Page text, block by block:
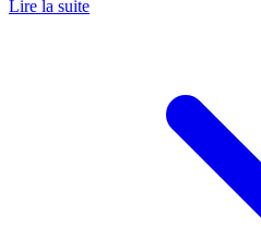
Lire la suite